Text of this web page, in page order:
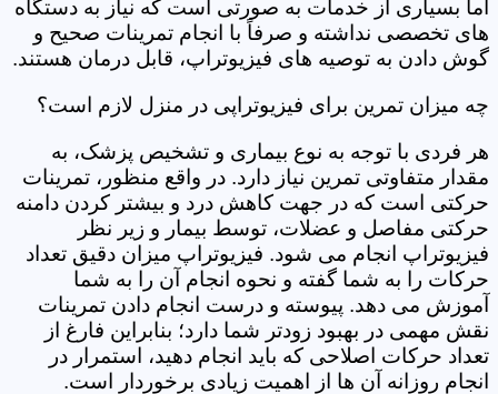
اما بسیاری از خدمات به صورتی است که نیاز به دستگاه
های تخصصی نداشته و صرفاً با انجام تمرینات صحیح و
گوش دادن به توصیه های فیزیوتراپ، قابل درمان هستند.
چه میزان تمرین برای فیزیوتراپی در منزل لازم است؟
هر فردی با توجه به نوع بیماری و تشخیص پزشک، به
مقدار متفاوتی تمرین نیاز دارد. در واقع منظور، تمرینات
حرکتی است که در جهت کاهش درد و بیشتر کردن دامنه
حرکتی مفاصل و عضلات، توسط بیمار و زیر نظر
فیزیوتراپ انجام می شود. فیزیوتراپ میزان دقیق تعداد
حرکات را به شما گفته و نحوه انجام آن را به شما
آموزش می دهد. پیوسته و درست انجام دادن تمرینات
نقش مهمی در بهبود زودتر شما دارد؛ بنابراین فارغ از
تعداد حرکات اصلاحی که باید انجام دهید، استمرار در
انجام روزانه آن ها از اهمیت زیادی برخوردار است.